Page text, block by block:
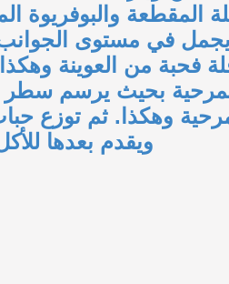
المقطعة والبوفريوة
في مستوى
فحبة من العوينة
بحيث يرسم
وهكذا. ثم توزع
ويقدم بعدها